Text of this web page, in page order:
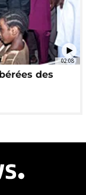
02:08
des